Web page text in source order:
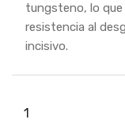
tungsteno, lo que
resistencia al
incisivo.